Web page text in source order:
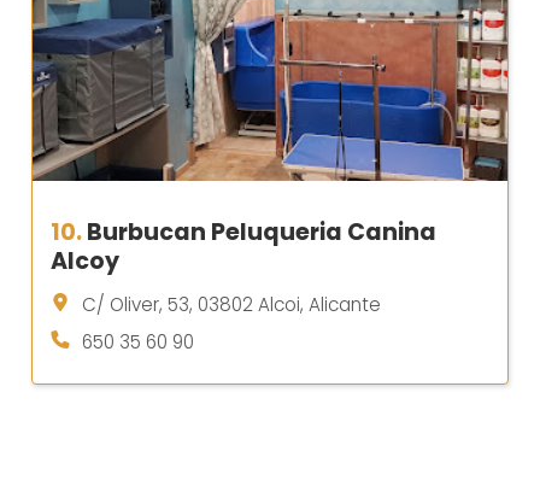
10.Burbucan Peluqueria Canina
Alcoy
C/ Oliver, 53, 03802 Alcoi, Alicante
650 35 60 90